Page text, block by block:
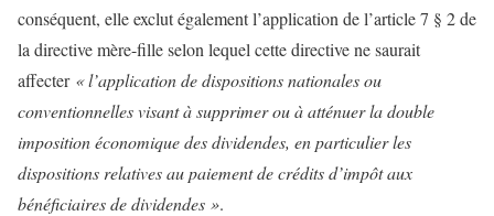
conséquent, elle exclut également l’application de l’article 7 § 2 de
la directive mère-fille selon lequel cette directive ne saurait
affecter « l’application de dispositions nationales ou
conventionnelles visant à supprimer ou à atténuer la double
imposition économique des dividendes, en particulier les
dispositions relatives au paiement de crédits d’impôt aux
bénéficiaires de dividendes ».